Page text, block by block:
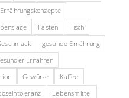
Ernährungskonzepte
Fasten
Fisch
gesunde Ernährung
Ernähren
Gewürze
Kaffee
Lebensmittel